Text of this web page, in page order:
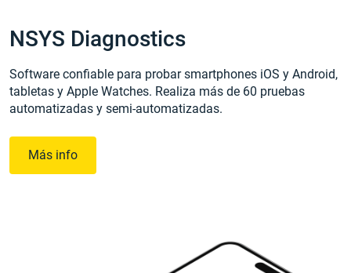
NSYS Diagnostics
Software confiable para probar smartphones iOS y Android,
tabletas y Apple Watches. Realiza más de 60 pruebas
automatizadas y semi-automatizadas.
Más info